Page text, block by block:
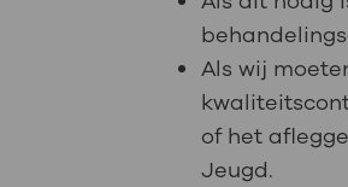
Als wij
of het
Jeugd.